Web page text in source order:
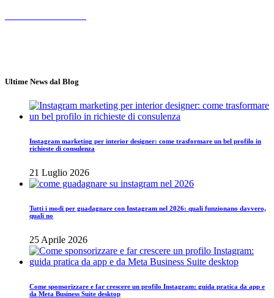
Ultime News dal Blog
Instagram marketing per interior designer: come trasformare un bel profilo in
richieste di consulenza
21 Luglio 2026
Tutti i modi per guadagnare con Instagram nel 2026: quali funzionano davvero,
quali no
25 Aprile 2026
Come sponsorizzare e far crescere un profilo Instagram: guida pratica da app e
da Meta Business Suite desktop